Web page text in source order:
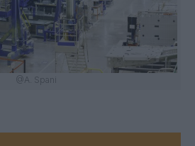
@A. Spani